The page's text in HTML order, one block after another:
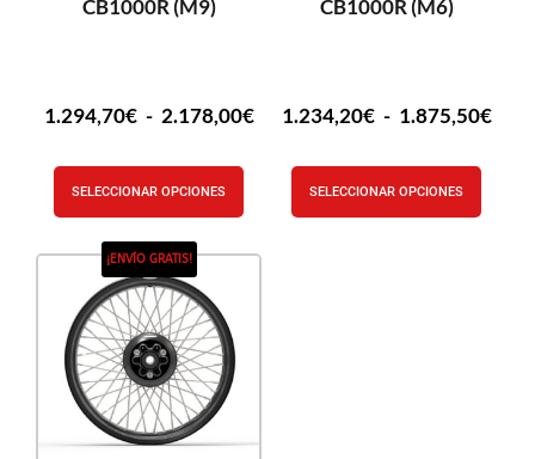
CB1000R (M9)
1.294,70€ - 2.178,00€
SELECCIONAR OPCIONES
CB1000R (M6)
1.234,20€ - 1.875,50€
SELECCIONAR OPCIONES
¡ENVÍO GRATIS!